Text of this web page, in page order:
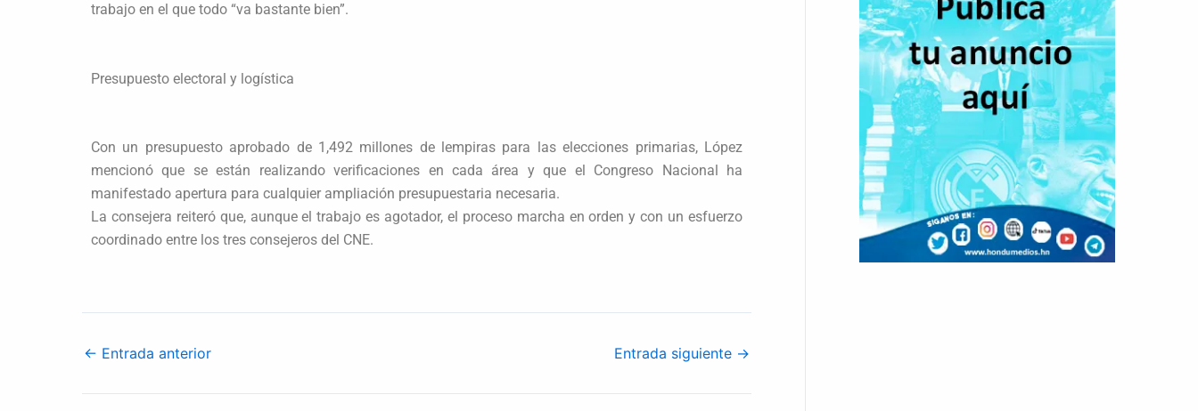
trabajo en el que todo “va bastante bien”.
Presupuesto electoral y logística
Con un presupuesto aprobado de 1,492 millones de lempiras para las elecciones primarias, López
mencionó que se están realizando verificaciones en cada área y que el Congreso Nacional ha
manifestado apertura para cualquier ampliación presupuestaria necesaria.
La consejera reiteró que, aunque el trabajo es agotador, el proceso marcha en orden y con un esfuerzo
coordinado entre los tres consejeros del CNE.
← Entrada anterior Entrada siguiente →